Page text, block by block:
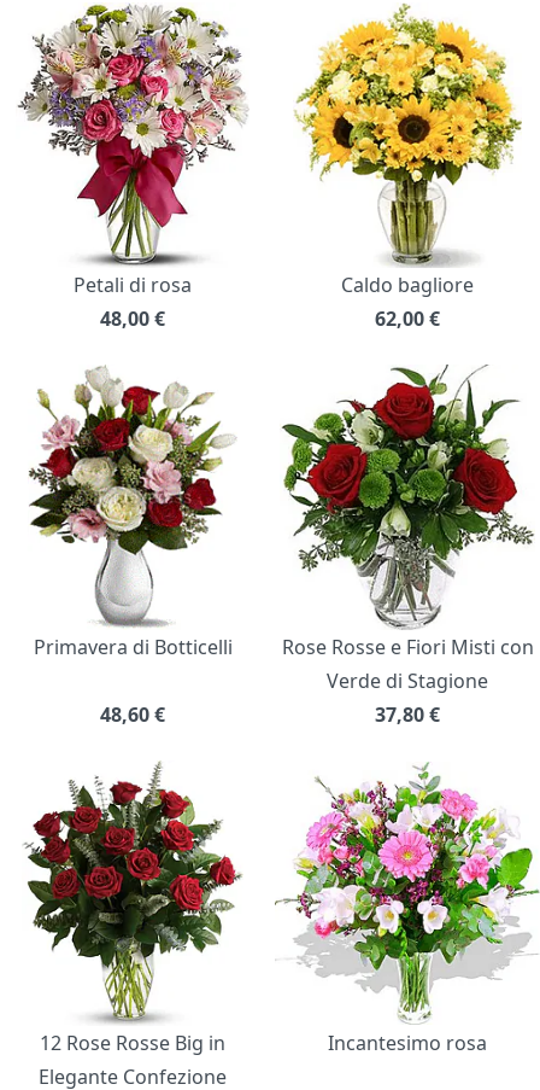
Petali di rosa
48,00€
Caldo bagliore
62,00€
Primavera di Botticelli
48,60€
Rose Rosse e Fiori Misti con
Verde di Stagione
37,80€
12 Rose Rosse Big in
Elegante Confezione
Incantesimo rosa